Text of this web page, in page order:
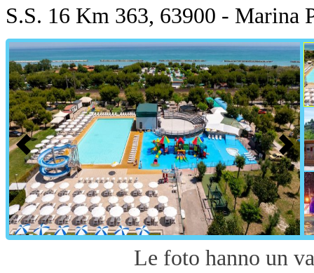
S.S. 16 Km 363, 63900 - Marina
Le foto hanno un